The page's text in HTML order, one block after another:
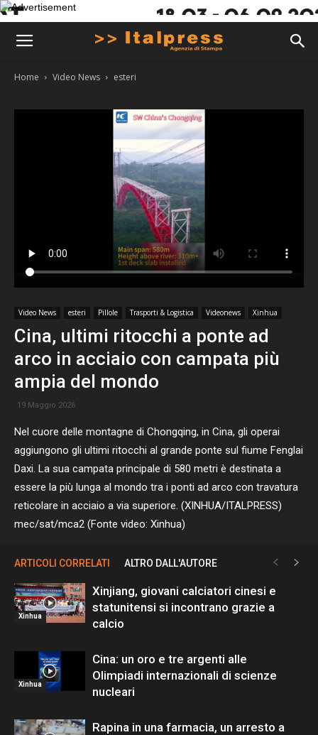
Home Video News esteri
Video News esteri Pillole Trasporti & Logistica Videonews Xinhua
Cina, ultimi ritocchi a ponte ad
arco in acciaio con campata più
ampia del mondo
19 Maggio 2026
Nel cuore delle montagne di Chongqing, in Cina, gli operai
aggiungono gli ultimi ritocchi al grande ponte sul fiume Fenglai
Daxi. La sua campata principale di 580 metri è destinata a
essere la più lunga al mondo tra i ponti ad arco con travatura
reticolare in acciaio a via superiore. (XINHUA/ITALPRESS)
mec/sat/mca2 (Fonte video: Xinhua)
ARTICOLI CORRELATI ALTRO DALL'AUTORE
Xinhua
Xinjiang, giovani calciatori cinesi e
statunitensi si incontrano grazie a
calcio
Xinhua
Cina: un oro e tre argenti alle
Olimpiadi internazionali di scienze
nucleari
Rapina in una farmacia, un arresto a